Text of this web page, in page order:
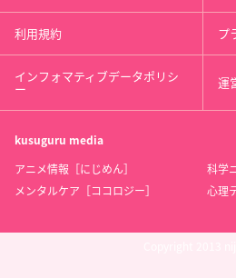
利用規約 プ
インフォマティブデータポリシ
ー 運
kusuguru media
アニメ情報［にじめん］
科学
メンタルケア［ココロジー］
心理